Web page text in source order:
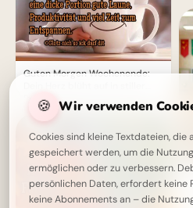
Guten Morgen Wochenende:
Ruh'!🍪 Wir verwenden
Cookies sind kleine Textdateien, die
gespeichert werden, um die
ermöglichen oder zu verbessern.
persönlichen Daten, erfordert keine
keine Abonnements an – die